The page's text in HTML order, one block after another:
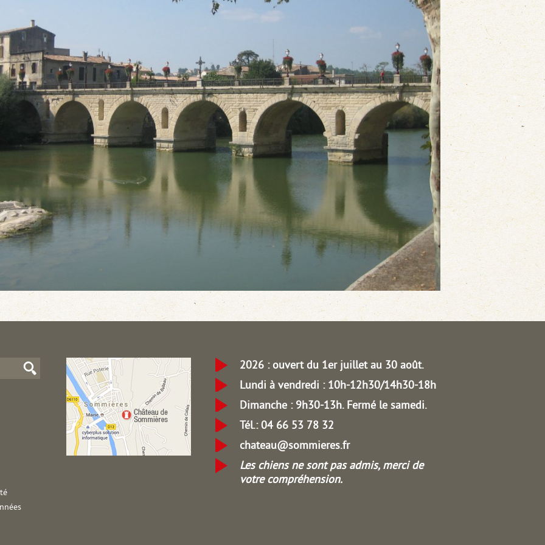
2026 : ouvert du 1er juillet au 30 août.
Lundi à vendredi : 10h-12h30/14h30-18h
Dimanche : 9h30-13h. Fermé le samedi.
Tél.: 04 66 53 78 32
chateau@sommieres.fr
Les chiens ne sont pas admis, merci de
votre compréhension.